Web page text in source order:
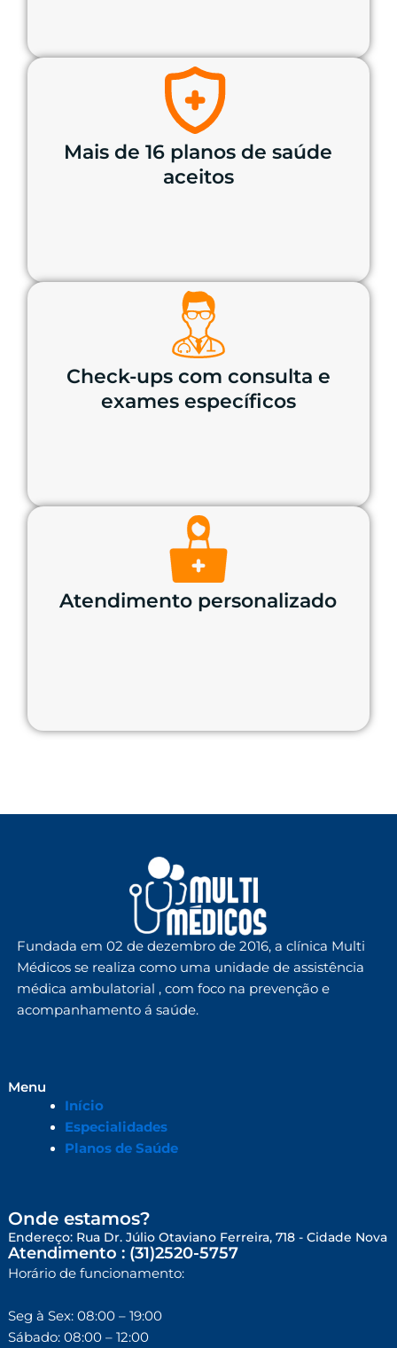
Mais de 16 planos de saúde
aceitos
Check-ups com consulta e
exames específicos
Atendimento personalizado
Fundada em 02 de dezembro de 2016, a clínica Multi
Médicos se realiza como uma unidade de assistência
médica ambulatorial , com foco na prevenção e
acompanhamento á saúde.
Menu
Início
Especialidades
Planos de Saúde
Onde estamos?
Endereço: Rua Dr. Júlio Otaviano Ferreira, 718 - Cidade Nova
Atendimento : (31)2520-5757
Horário de funcionamento:
Seg à Sex: 08:00 – 19:00
Sábado: 08:00 – 12:00